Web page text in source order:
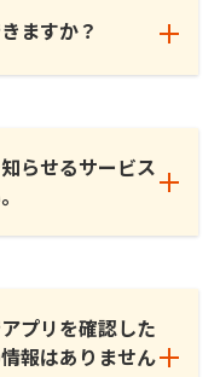
ますか？
らせるサービス
プリを確認した
報はありません